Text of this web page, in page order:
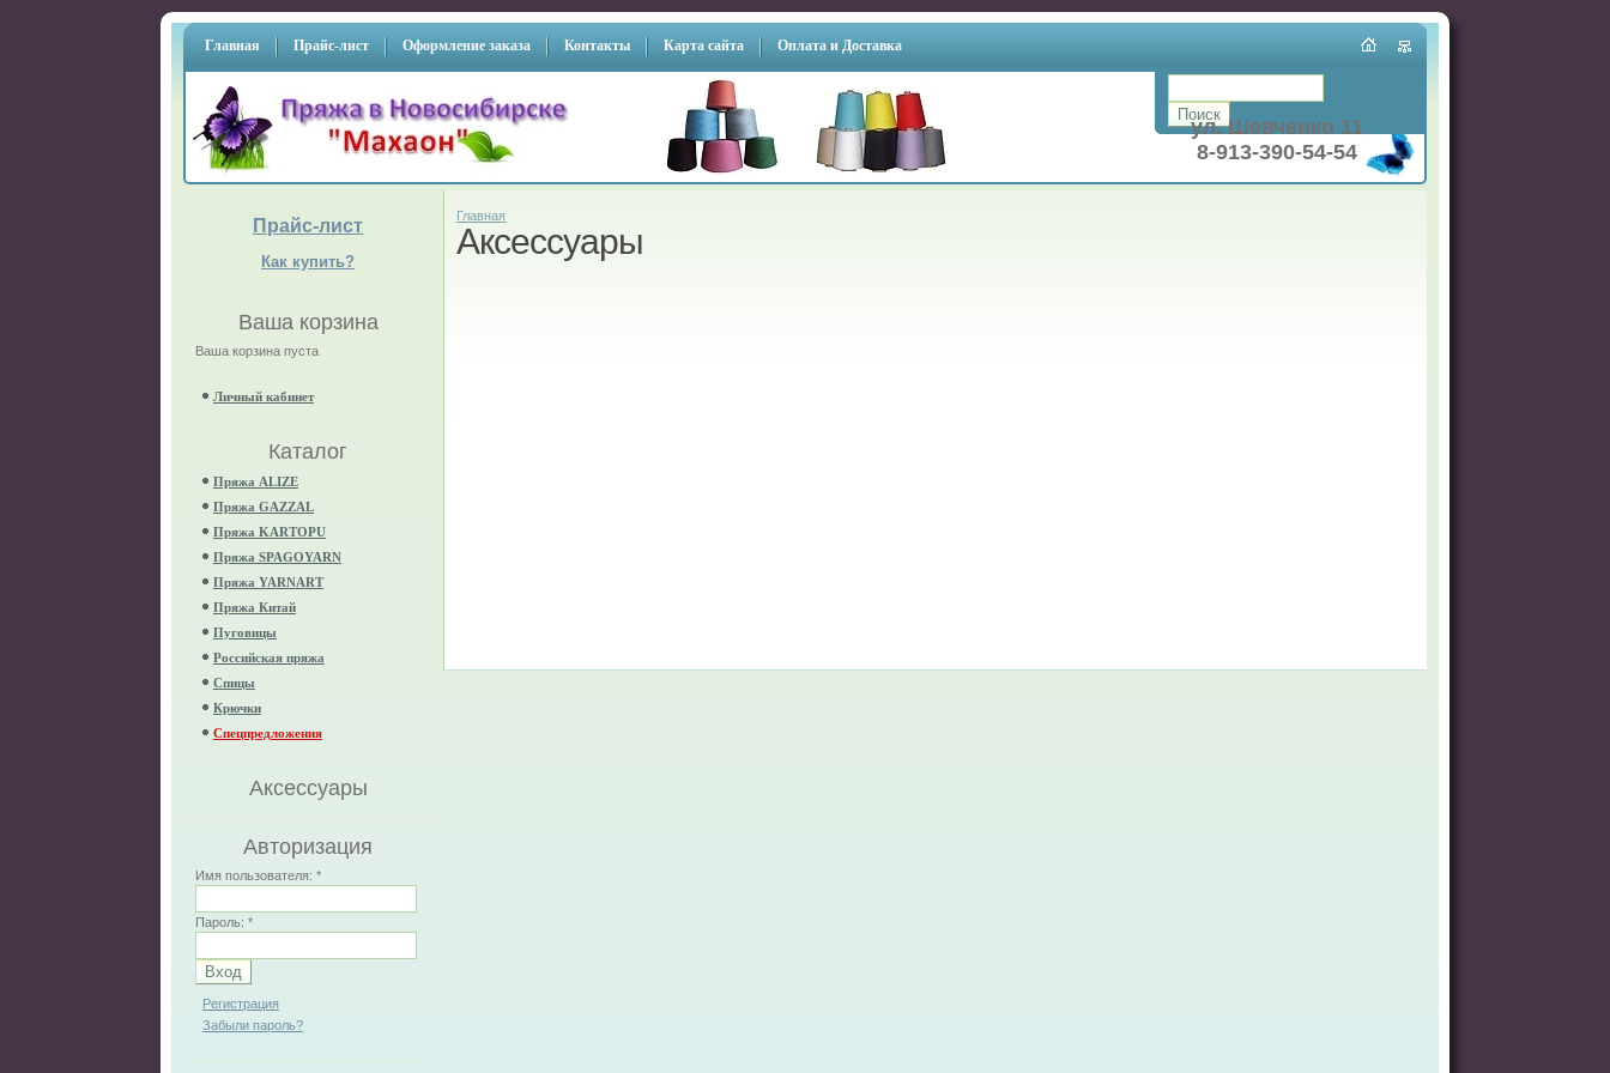
Главная Прайс-лист Оформление заказа Контакты Карта сайта Оплата и Доставка
ул. Шевченко 11
8-913-390-54-54
Прайс-лист
Как купить?
Ваша корзина
Ваша корзина пуста
Личный кабинет
Каталог
Пряжа ALIZE
Пряжа GAZZAL
Пряжа KARTOPU
Пряжа SPAGOYARN
Пряжа YARNART
Пряжа Китай
Пуговицы
Российская пряжа
Спицы
Крючки
Спецпредложения
Аксессуары
Авторизация
Имя пользователя:*
Пароль:*
Регистрация
Забыли пароль?
Главная
Аксессуары